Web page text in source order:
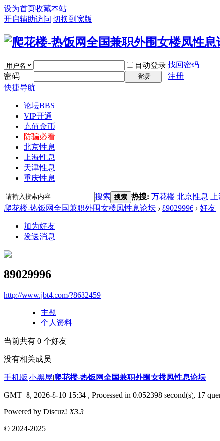
设为首页收藏本站
开启辅助访问 切换到宽版
自动登录 找回密码
密码
登录
注册
快捷导航
论坛BBS
VIP开通
充值金币
防骗必看
北京性息
上海性息
天津性息
重庆性息
搜索 搜索 热搜: 万花楼 北京性息
爬花楼-热饭网全国兼职外围女楼凤性息论坛 › 89029996 › 好友
加为好友
发送消息
89029996
http://www.jbt4.com/?8682459
主题
个人资料
当前共有 0 个好友
没有相关成员
手机版|小黑屋|爬花楼-热饭网全国兼职外围女楼凤性息论坛
GMT+8, 2026-8-10 15:34 , Processed in 0.052398 second(s), 17
Powered by Discuz! X3.3
© 2024-2025